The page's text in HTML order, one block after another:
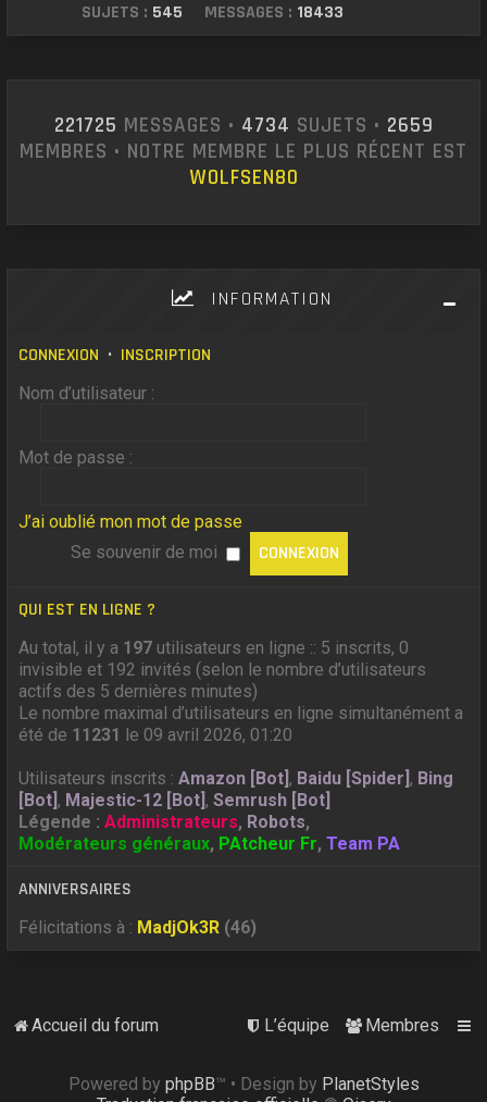
SUJETS : 545 MESSAGES : 18433
221725 MESSAGES • 4734 SUJETS • 2659
MEMBRES • NOTRE MEMBRE LE PLUS RÉCENT EST
WOLFSEN80
INFORMATION
CONNEXION • INSCRIPTION
Nom d’utilisateur :
Mot de passe :
J’ai oublié mon mot de passe
Se souvenir de moi
QUI EST EN LIGNE ?
Au total, il y a 197 utilisateurs en ligne :: 5 inscrits, 0
invisible et 192 invités (selon le nombre d’utilisateurs
actifs des 5 dernières minutes)
Le nombre maximal d’utilisateurs en ligne simultanément a
été de 11231 le 09 avril 2026, 01:20
Utilisateurs inscrits :Amazon [Bot], Baidu [Spider], Bing
[Bot], Majestic-12 [Bot],Semrush [Bot]
Légende :Administrateurs, Robots,
Modérateurs généraux, PAtcheur Fr,Team PA
ANNIVERSAIRES
Félicitations à : MadjOk3R (46)
Accueil du forum Membres
L’équipe
Powered by phpBB™ • Design by PlanetStyles